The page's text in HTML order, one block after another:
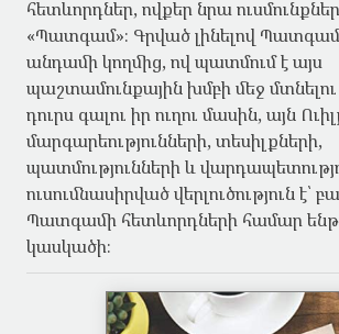
հետևորդներ, ովքեր նրա
«Պատգամ»։ Գրված լինելով
անդամի կողմից, ով պատմում է այս
պաշտամունքային խմբի մեջ
դուրս գալու իր ուղու մասին, այն
մարգարեությունների, տեսիլքների,
պատմությունների և
ուսումնասիրված վերլուծություն է՝
Պատգամի հետևորդների համար
կասկածի։